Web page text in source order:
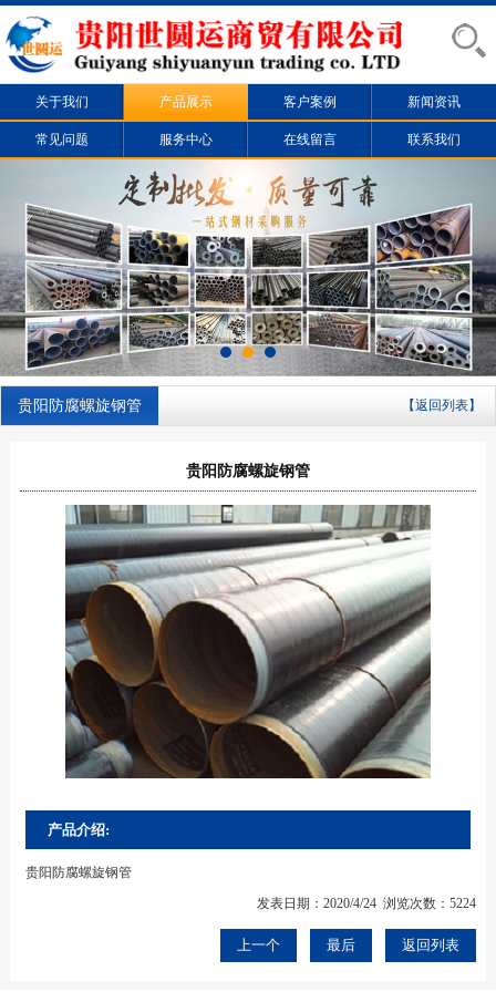
关于我们 产品展示 客户案例 新闻资讯
常见问题 服务中心 在线留言 联系我们
贵阳防腐螺旋钢管 【返回列表】
贵阳防腐螺旋钢管
产品介绍:
贵阳防腐螺旋钢管
发表日期：2020/4/24 浏览次数：5224
上一个 最后 返回列表